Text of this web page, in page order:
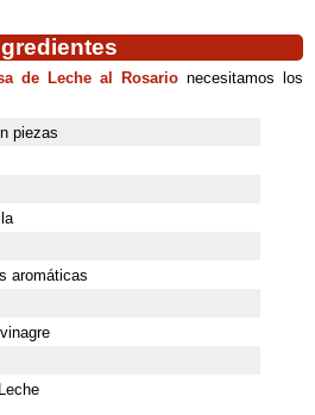
de Leche al Rosario necesitamos los
piezas
aromáticas